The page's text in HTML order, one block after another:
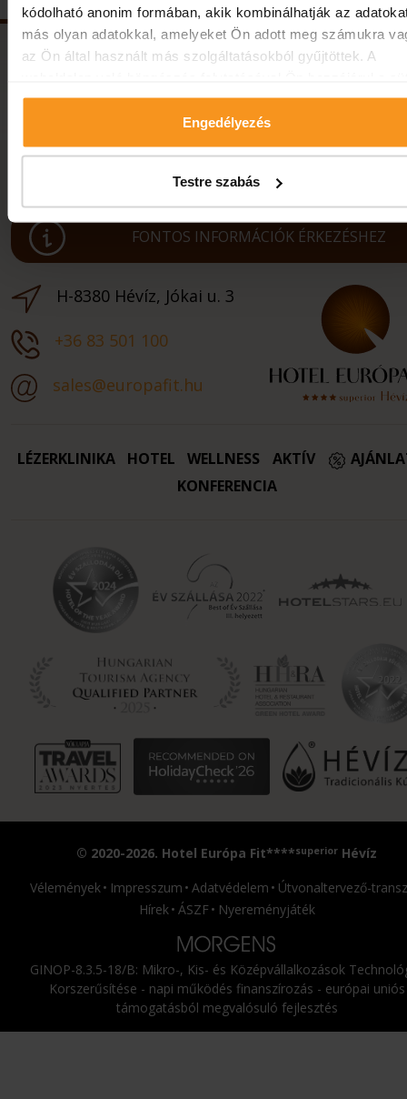
kódolható anonim formában, akik kombinálhatják az
más olyan adatokkal, amelyeket Ön adott meg számukra
az Ön által használt más szolgáltatásokból gyűjtöttek. A
használatához.
Engedélyezés
Testre szabás
FONTOS INFORMÁCIÓK ÉRKEZÉSHEZ
H-8380 Hévíz, Jókai u. 3
+36 83 501 100
sales@europafit.hu
LÉZERKLINIKA HOTEL WELLNESS AKTÍV
KONFERENCIA
© 2020-2026. Hotel Európa Fit****superior Hévíz
Vélemények
Impresszum Adatvédelem
Útvonaltervező-
Hírek ÁSZF Nyereményjáték
GINOP-8.3.5-18/B: Mikro-, Kis- és Középvállalkozások
Korszerűsítése - napi működés finanszírozás - európai uniós
támogatásból megvalósuló fejlesztés